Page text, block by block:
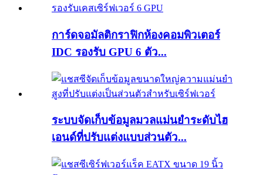
การ์ดจอมัลติกราฟิกห้องคอมพิวเตอร์
IDC รองรับ GPU 6 ตัว...
ระบบจัดเก็บข้อมูลมวลแม่นยำระดับไฮ
เอนด์ที่ปรับแต่งแบบส่วนตัว...